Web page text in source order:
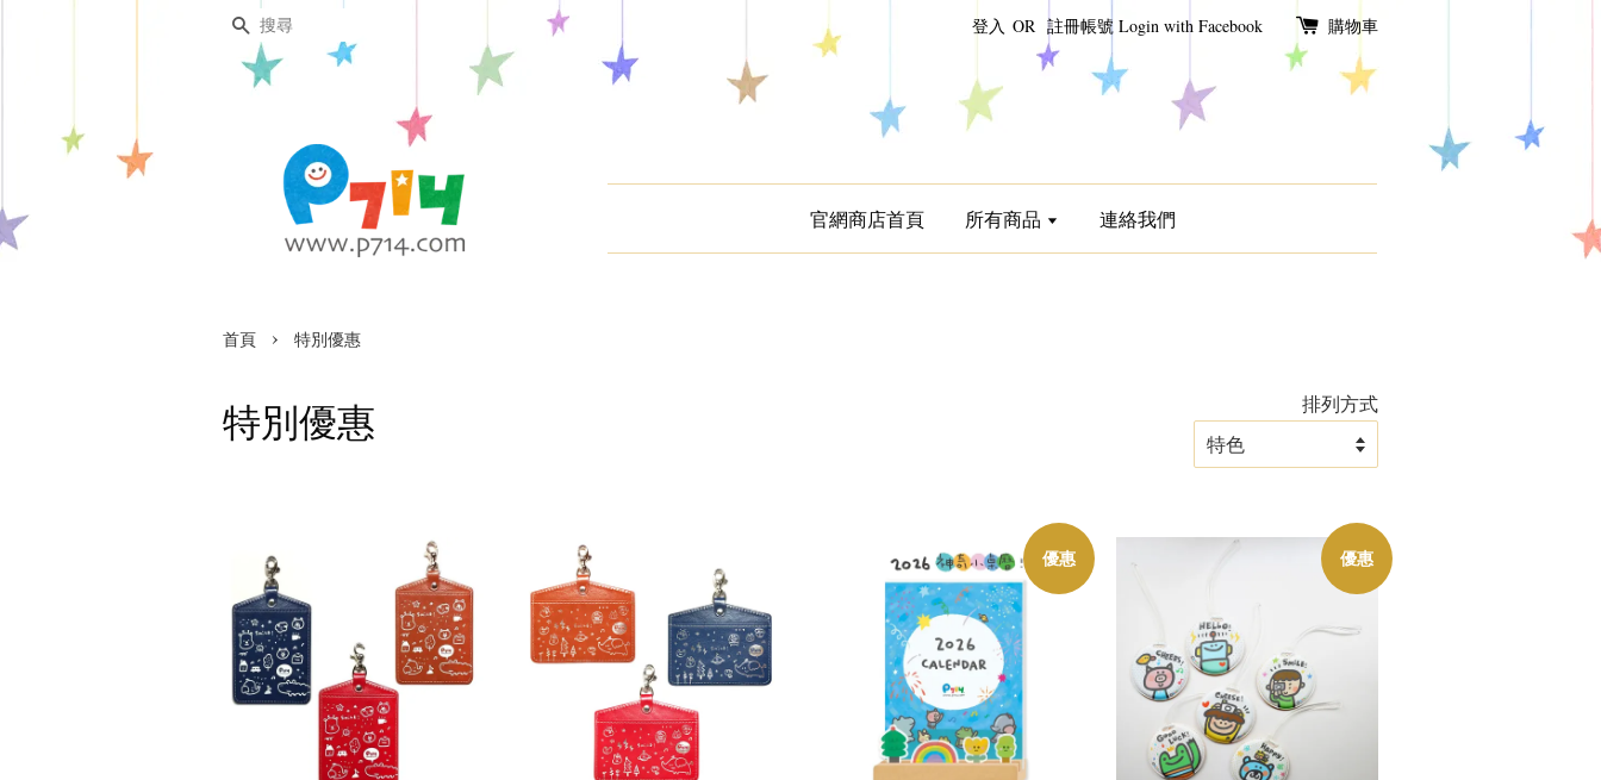
搜尋 登入 OR 註冊帳號 Login with Facebook 購物車
官網商店首頁 所有商品 連絡我們
首頁 › 特別優惠
特別優惠
排列方式
優惠 優惠